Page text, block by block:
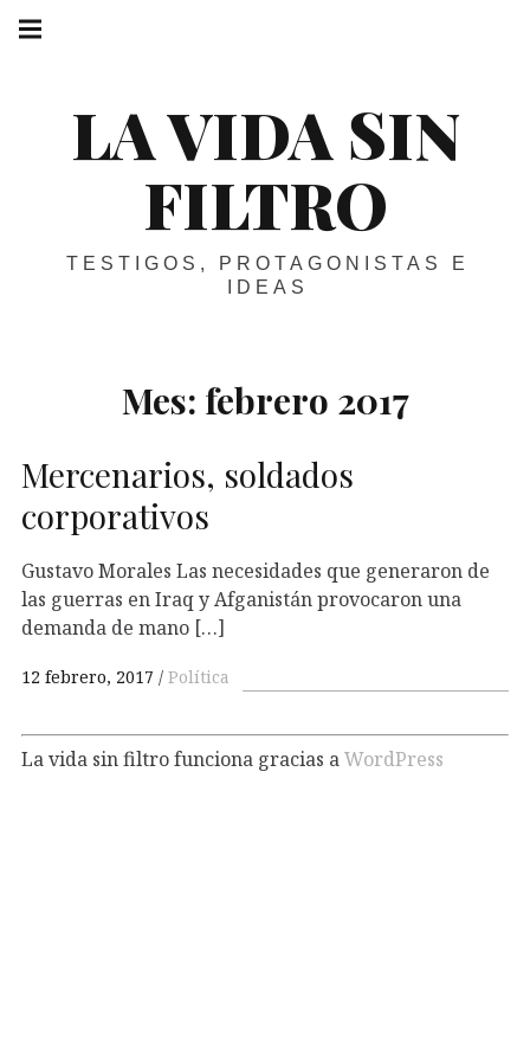
Skip
LA VIDA SIN
FILTRO
TESTIGOS, PROTAGONISTAS E
IDEAS
navigation
Mes: febrero 2017
Mercenarios, soldados
corporativos
Gustavo Morales Las necesidades que generaron de
las guerras en Iraq y Afganistán provocaron una
demanda de mano […]
12 febrero, 2017 Política
La vida sin filtro funciona gracias aWordPress